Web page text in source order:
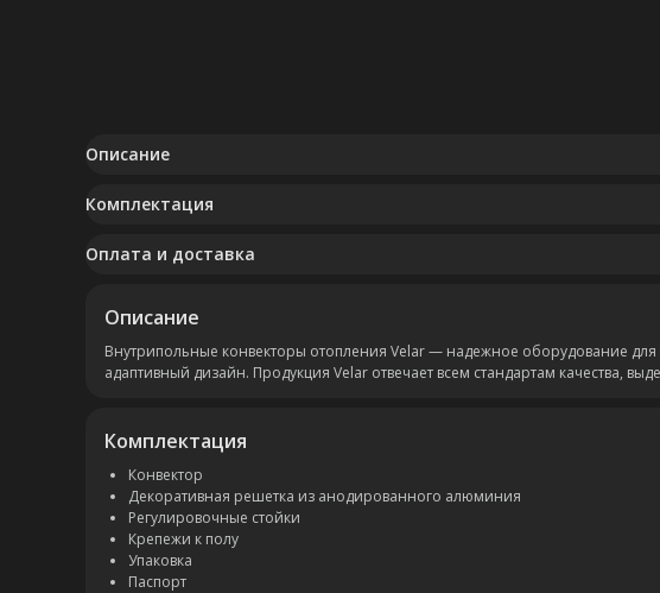
Описание
Комплектация
Оплата и доставка
Описание
Внутрипольные конвекторы отопления Velar — надежное оборудование
адаптивный дизайн. Продукция Velar отвечает всем стандартам качества,
Комплектация
Конвектор
Декоративная решетка из анодированного алюминия
Регулировочные стойки
Крепежи к полу
Упаковка
Паспорт